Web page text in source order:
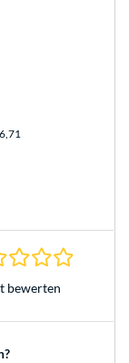
bewerten